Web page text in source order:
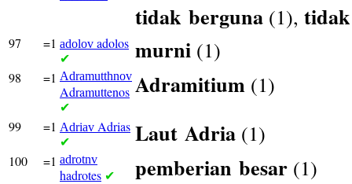
tidak berguna (1), tidak
97 =1 adolov adolos
✔ murni (1)
98 =1 Adramutthnov
Adramuttenos
✔
Adramitium (1)
99 =1 Adriav Adrias
✔ Laut Adria (1)
100 =1 adrotnv
hadrotes ✔ pemberian besar (1)